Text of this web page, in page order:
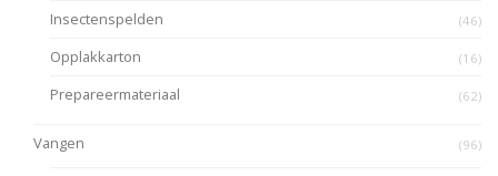
Insectenspelden (46)
Opplakkarton (16)
Prepareermateriaal (62)
Vangen (96)